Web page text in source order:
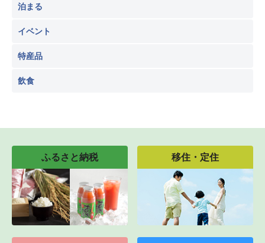
泊まる
イベント
特産品
飲食
ふるさと納税 移住・定住